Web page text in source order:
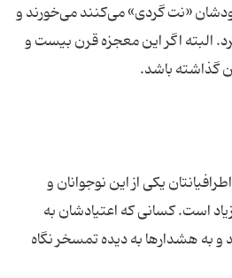
«نت گردی» می‌کنند می‌خورند و
البته اگر این معجزه قرن بیست و
یکی از این نوجوانان و
است. کسانی که اعتیادشان به
و به هشدار‌ها به دیده تمسخر نگاه